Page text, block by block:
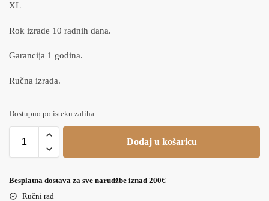
XL
Rok izrade 10 radnih dana.
Garancija 1 godina.
Ručna izrada.
Dostupno po isteku zaliha
Dodaj u košaricu
Besplatna dostava za sve narudžbe iznad 200€
Ručni rad